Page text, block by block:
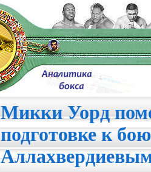
Микки Уорд
подготовке к